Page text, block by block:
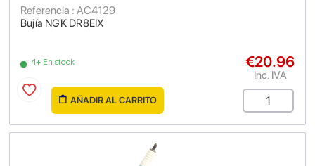
Bujía NGK DR8EIX
Referencia : AC4129
4+ En stock €20.96
Inc. IVA
AÑADIR AL CARRITO